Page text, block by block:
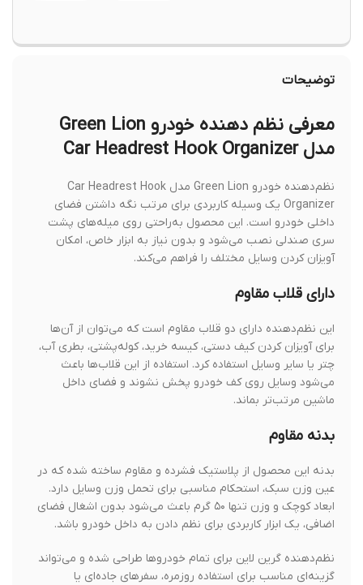
توضیحات
معرفی نظم دهنده خودرو Green Lion
مدل Car Headrest Hook Organizer
نظم‌دهنده خودرو Green Lion مدل Car Headrest Hook
Organizer یک وسیله کاربردی برای مرتب نگه داشتن فضای
داخلی خودرو است. این محصول به‌راحتی روی میله‌های پشت
سری صندلی نصب می‌شود و بدون نیاز به ابزار خاص، امکان
آویزان کردن وسایل مختلف را فراهم می‌کند.
دارای قلاب مقاوم
این نظم‌دهنده دارای دو قلاب مقاوم است که می‌توان از آن‌ها
برای آویزان کردن کیف دستی، کیسه خرید، کوله‌پشتی، بطری آب،
چتر یا سایر وسایل استفاده کرد. استفاده از این قلاب‌ها باعث
می‌شود وسایل روی کف خودرو پخش نشوند و فضای داخل
ماشین مرتب‌تر بماند.
بدنه مقاوم
بدنه این محصول از پلاستیک فشرده و مقاوم ساخته شده که در
عین وزن سبک، استحکام مناسبی برای تحمل وزن وسایل دارد.
ابعاد کوچک و وزن تنها ۵۰ گرم باعث می‌شود بدون اشغال فضای
اضافی، یک ابزار کاربردی برای نظم دادن به داخل خودرو باشد.
نظم‌دهنده گرین لاین برای تمام خودروها طراحی شده و می‌تواند
گزینه‌ای مناسب برای استفاده روزمره، سفرهای جاده‌ای یا